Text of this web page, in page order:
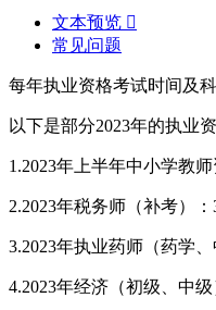
文本预览 
常见问题
每年执业资格考试时间及
以下是部分2023年的执业
1.2023年上半年中小学教
2.2023年税务师（补考）：
3.2023年执业药师（药学
4.2023年经济（初级、中